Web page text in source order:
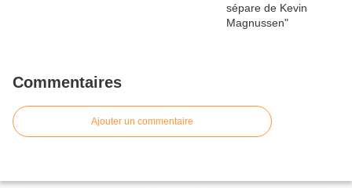
Commentaires
Ajouter un commentaire